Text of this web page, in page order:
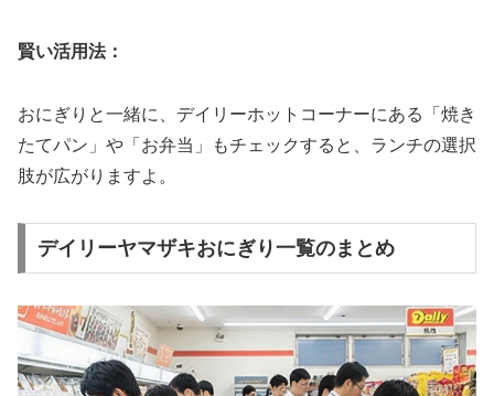
賢い活用法：
おにぎりと一緒に、デイリーホットコーナーにある「焼き
たてパン」や「お弁当」もチェックすると、ランチの選択
肢が広がりますよ。
デイリーヤマザキおにぎり一覧のまとめ